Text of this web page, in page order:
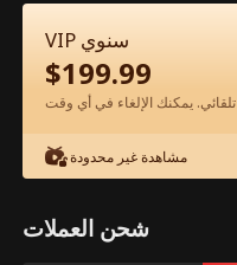
1-50 51-76
VIP سنوي
$199.99
مشاهدة غير محدودة
شحن العملات